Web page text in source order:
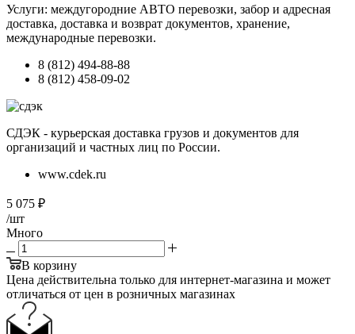
Услуги: междугородние АВТО перевозки, забор и адресная
доставка, доставка и возврат документов, хранение,
международные перевозки.
8 (812) 494-88-88
8 (812) 458-09-02
СДЭК - курьерская доставка грузов и документов для
организаций и частных лиц по России.
www.cdek.ru
5 075 ₽
/шт
Много
В корзину
Цена действительна только для интернет-магазина и может
отличаться от цен в розничных магазинах